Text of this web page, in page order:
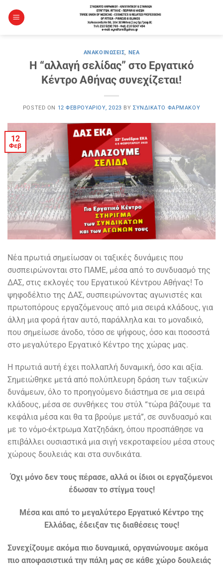
στο
ΑΝΑΚΟΙΝΏΣΕΙΣ, ΝΈΑ
Η “αλλαγή σελίδας” στο Εργατικό
Κέντρο Αθήνας συνεχίζεται!
POSTED ON 12 ΦΕΒΡΟΥΑΡΊΟΥ, 2023 BY ΣΥΝΔΙΚΆΤΟ ΦΑΡΜΆΚΟΥ
12
Φεβ
Νέα πρωτιά σημείωσαν οι ταξικές δυνάμεις που
συσπειρώνονται στο ΠΑΜΕ, μέσα από το συνδυασμό της
ΔΑΣ, στις εκλογές του Εργατικού Κέντρου Αθήνας! Το
ψηφοδέλτιο της ΔΑΣ, συσπειρώνοντας αγωνιστές και
πρωτοπόρους εργαζόμενους από μια σειρά κλάδους, για
άλλη μια φορά ήταν αυτό, παράλληλα και το μοναδικό,
που σημείωσε άνοδο, τόσο σε ψήφους, όσο και ποσοστά
στο μεγαλύτερο Εργατικό Κέντρο της χώρας μας.
Η πρωτιά αυτή έχει πολλαπλή δυναμική, όσο και αξία.
Σημειώθηκε μετά από πολύπλευρη δράση των ταξικών
δυνάμεων, όλο το προηγούμενο διάστημα σε μια σειρά
κλάδους, μέσα σε συνθήκες του στύλ “τώρα βάζουμε τα
κεφάλια μέσα και θα τα βρούμε μετά”, σε συνδυασμό και
με το νόμο-έκτρωμα Χατζηδάκη, όπου προσπάθησε να
επιβάλλει ουσιαστικά μια σιγή νεκροταφείου μέσα στους
χώρους δουλειάς και στα συνδικάτα.
Όχι μόνο δεν τους πέρασε, αλλά οι ίδιοι οι εργαζόμενοι
έδωσαν το στίγμα τους!
Μέσα και από το μεγαλύτερο Εργατικό Κέντρο της
Ελλάδας, έδειξαν τις διαθέσεις τους!
Συνεχίζουμε ακόμα πιο δυναμικά, οργανώνουμε ακόμα
πιο αποφασιστικά την πάλη μας σε κάθε χώρο δουλειάς